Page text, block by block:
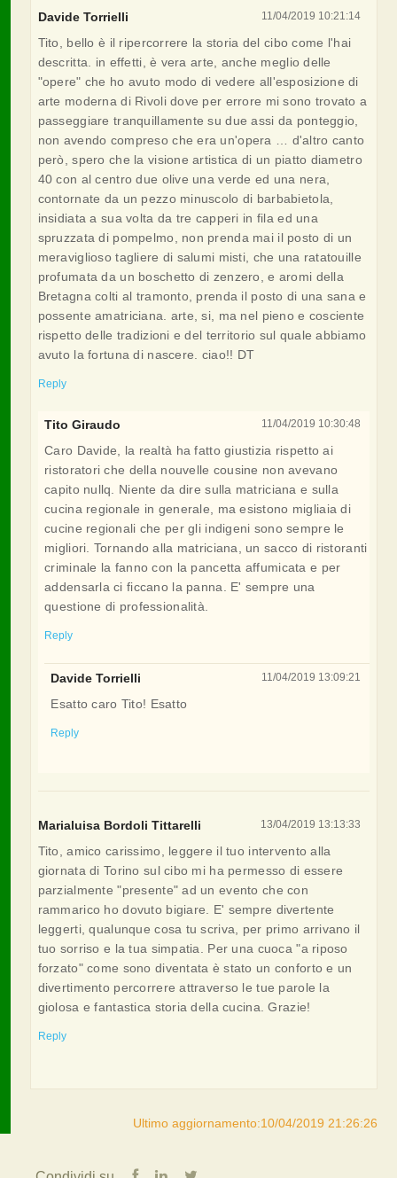
11/04/2019 10:21:14
Davide Torrielli
Tito, bello è il ripercorrere la storia del cibo come l'hai
descritta. in effetti, è vera arte, anche meglio delle
"opere" che ho avuto modo di vedere all'esposizione di
arte moderna di Rivoli dove per errore mi sono trovato a
passeggiare tranquillamente su due assi da ponteggio,
non avendo compreso che era un'opera … d'altro canto
però, spero che la visione artistica di un piatto diametro
40 con al centro due olive una verde ed una nera,
contornate da un pezzo minuscolo di barbabietola,
insidiata a sua volta da tre capperi in fila ed una
spruzzata di pompelmo, non prenda mai il posto di un
meraviglioso tagliere di salumi misti, che una ratatouille
profumata da un boschetto di zenzero, e aromi della
Bretagna colti al tramonto, prenda il posto di una sana e
possente amatriciana. arte, si, ma nel pieno e cosciente
rispetto delle tradizioni e del territorio sul quale abbiamo
avuto la fortuna di nascere. ciao!! DT
Reply
11/04/2019 10:30:48
Tito Giraudo
Caro Davide, la realtà ha fatto giustizia rispetto ai
ristoratori che della nouvelle cousine non avevano
capito nullq. Niente da dire sulla matriciana e sulla
cucina regionale in generale, ma esistono migliaia di
cucine regionali che per gli indigeni sono sempre le
migliori. Tornando alla matriciana, un sacco di ristoranti
criminale la fanno con la pancetta affumicata e per
addensarla ci ficcano la panna. E' sempre una
questione di professionalità.
Reply
11/04/2019 13:09:21
Davide Torrielli
Esatto caro Tito! Esatto
Reply
13/04/2019 13:13:33
Marialuisa Bordoli Tittarelli
Tito, amico carissimo, leggere il tuo intervento alla
giornata di Torino sul cibo mi ha permesso di essere
parzialmente "presente" ad un evento che con
rammarico ho dovuto bigiare. E' sempre divertente
leggerti, qualunque cosa tu scriva, per primo arrivano il
tuo sorriso e la tua simpatia. Per una cuoca "a riposo
forzato" come sono diventata è stato un conforto e un
divertimento percorrere attraverso le tue parole la
giolosa e fantastica storia della cucina. Grazie!
Reply
Ultimo aggiornamento:10/04/2019 21:26:26